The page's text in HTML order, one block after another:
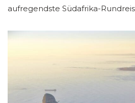
aufregendste Südafrika-